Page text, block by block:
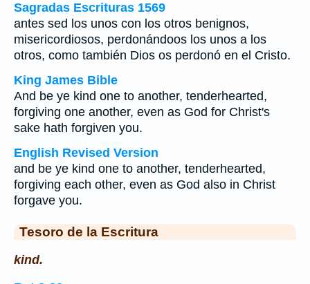
Sagradas Escrituras 1569
antes sed los unos con los otros benignos,
misericordiosos, perdonándoos los unos a los
otros, como también Dios os perdonó en el Cristo.
King James Bible
And be ye kind one to another, tenderhearted,
forgiving one another, even as God for Christ's
sake hath forgiven you.
English Revised Version
and be ye kind one to another, tenderhearted,
forgiving each other, even as God also in Christ
forgave you.
Tesoro de la Escritura
kind.